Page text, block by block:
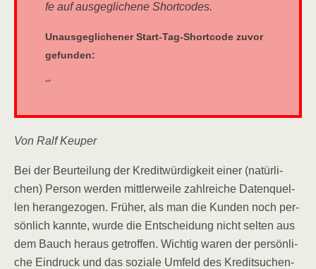
fe auf aus­ge­gli­che­ne Shortcodes.
Unaus­ge­gli­che­ner Start-Tag-Short­code zuvor
gefunden:
“”
Von Ralf Keuper
Bei der Beur­tei­lung der Kre­dit­wür­dig­keit einer (natür­li­
chen) Per­son wer­den mitt­ler­wei­le zahl­rei­che Daten­quel­
len her­an­ge­zo­gen. Frü­her, als man die Kun­den noch per­
sön­lich kann­te, wur­de die Ent­schei­dung nicht sel­ten aus
dem Bauch her­aus getrof­fen. Wich­tig waren der per­sön­li­
che Ein­druck und das sozia­le Umfeld des Kre­dit­su­chen­